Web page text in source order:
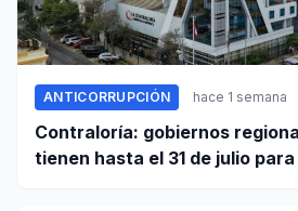
ANTICORRUPCIÓN hace 1 semana
Contraloría: gobiernos
tienen hasta el 31 de julio